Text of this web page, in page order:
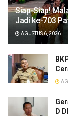
Siap-Siap!
Jadi ke-703
AGUSTUS 6, 2026
D